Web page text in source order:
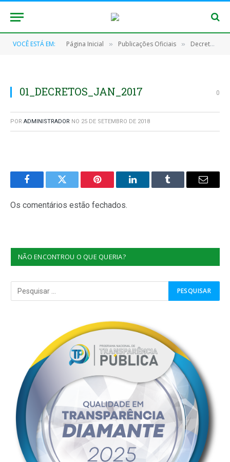
VOCÊ ESTÁ EM: Página Inicial » Publicações Oficiais » Decretos
01_DECRETOS_JAN_2017 0
POR ADMINISTRADOR NO 25 DE SETEMBRO DE 2018
FacebookTwitter Pinterest O
Tumblr
E-
Os comentários estão fechados.
NÃO ENCONTROU O QUE QUERIA?